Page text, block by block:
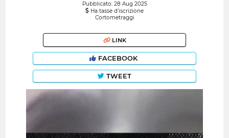
Pubblicato: 28 Aug 2025
Ha tasse d'iscrizione
Cortometraggi
LINK
FACEBOOK
TWEET